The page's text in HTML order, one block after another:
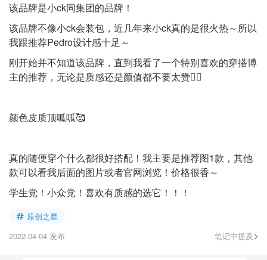
该品牌是小ck同集团的品牌！
该品牌不像小ck会装包，近几年来小ck真的是很火热～所以
我跟推荐Pedro设计感十足～
刚开始并不知道该品牌，直到我看了一个特别喜欢的穿搭博
主的推荐，无论是质感还是颜值都不要太赞👍🏻
颜色皮质顶呱呱🥰
真的随便穿个什么都很好搭配！我主要是推荐图1款，其他
款可以看我后面的图片或者官网浏览！价格很香～
学生党！小众党！喜欢有质感的选它！！！
原创之星
2022-04-04 发布
笔记中提及